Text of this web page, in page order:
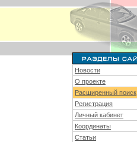
Новости
О проекте
Расширенный поиск
Регистрация
Личный кабинет
Координаты
Статьи